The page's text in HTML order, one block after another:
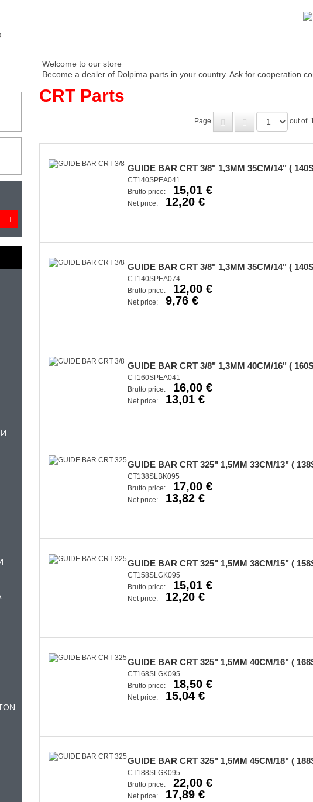
Welcome to our store
Become a dealer of Dolpima parts in your country. Ask for cooperation
CRT Parts
Page out of
GUIDE BAR CRT 3/8" 1,3MM 35CM/14" (
CT140SPEA041
Brutto price:
15,01 €
Net price: 12,20 €
GUIDE BAR CRT 3/8" 1,3MM 35CM/14" (
CT140SPEA074
Brutto price:
12,00 €
Net price: 9,76 €
GUIDE BAR CRT 3/8" 1,3MM 40CM/16" (
CT160SPEA041
Brutto price:
16,00 €
Net price: 13,01 €
GUIDE BAR CRT 325" 1,5MM 33CM/13" (
CT138SLBK095
Brutto price:
17,00 €
Net price: 13,82 €
GUIDE BAR CRT 325" 1,5MM 38CM/15" (
CT158SLGK095
Brutto price:
15,01 €
Net price: 12,20 €
GUIDE BAR CRT 325" 1,5MM 40CM/16" (
CT168SLGK095
Brutto price:
18,50 €
Net price: 15,04 €
GUIDE BAR CRT 325" 1,5MM 45CM/18" (
CT188SLGK095
Brutto price:
22,00 €
Net price: 17,89 €